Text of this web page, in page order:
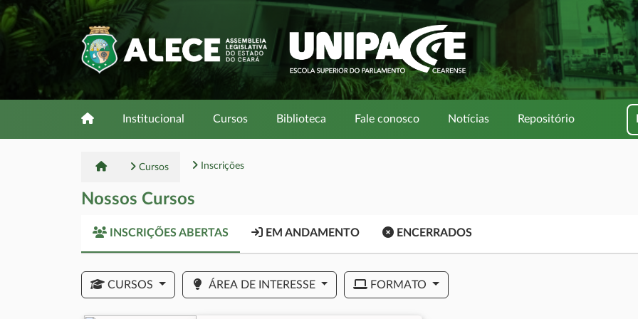
Institucional Cursos Biblioteca Fale conosco Notícias Repositório
Cursos Inscrições
Nossos Cursos
INSCRIÇÕES ABERTAS EM ANDAMENTO ENCERRADOS
CURSOS ÁREA DE INTERESSE FORMATO